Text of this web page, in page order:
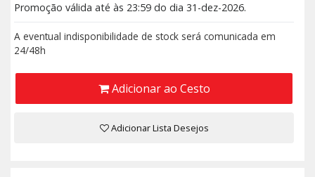
Promoção válida até às 23:59 do dia 31-dez-2026.
A eventual indisponibilidade de stock será comunicada em
24/48h
Adicionar ao Cesto
Adicionar Lista Desejos